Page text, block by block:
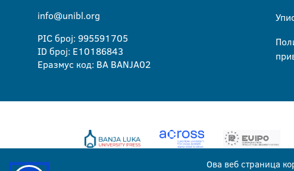
info@unibl.org
PIC број: 995591705
ID број: E10186843
Еразмус код: BA BANJA02
Ова веб страница